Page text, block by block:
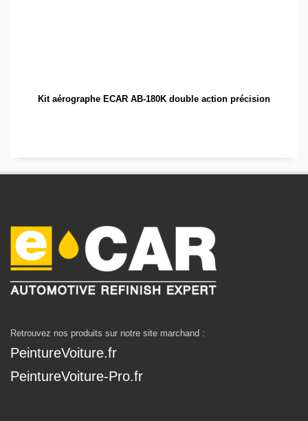
Kit aérographe ECAR AB-180K double action précision
Retrouvez nos produits sur notre site marchand :
PeintureVoiture.fr
PeintureVoiture-Pro.fr